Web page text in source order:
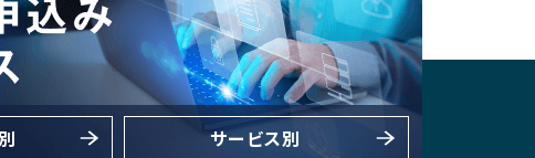
サービス別